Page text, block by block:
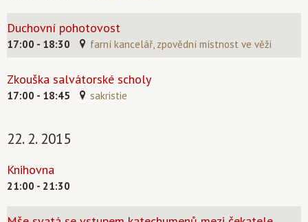
Duchovní pohotovost
17:00 - 18:30 farní kancelář, zpovědní místnost ve věži
Zkouška salvátorské scholy
17:00 - 18:45 sakristie
22. 2. 2015
Knihovna
21:00 - 21:30